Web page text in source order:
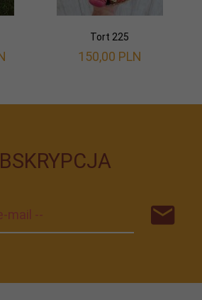
Tort 225
150,00 PLN
mail --